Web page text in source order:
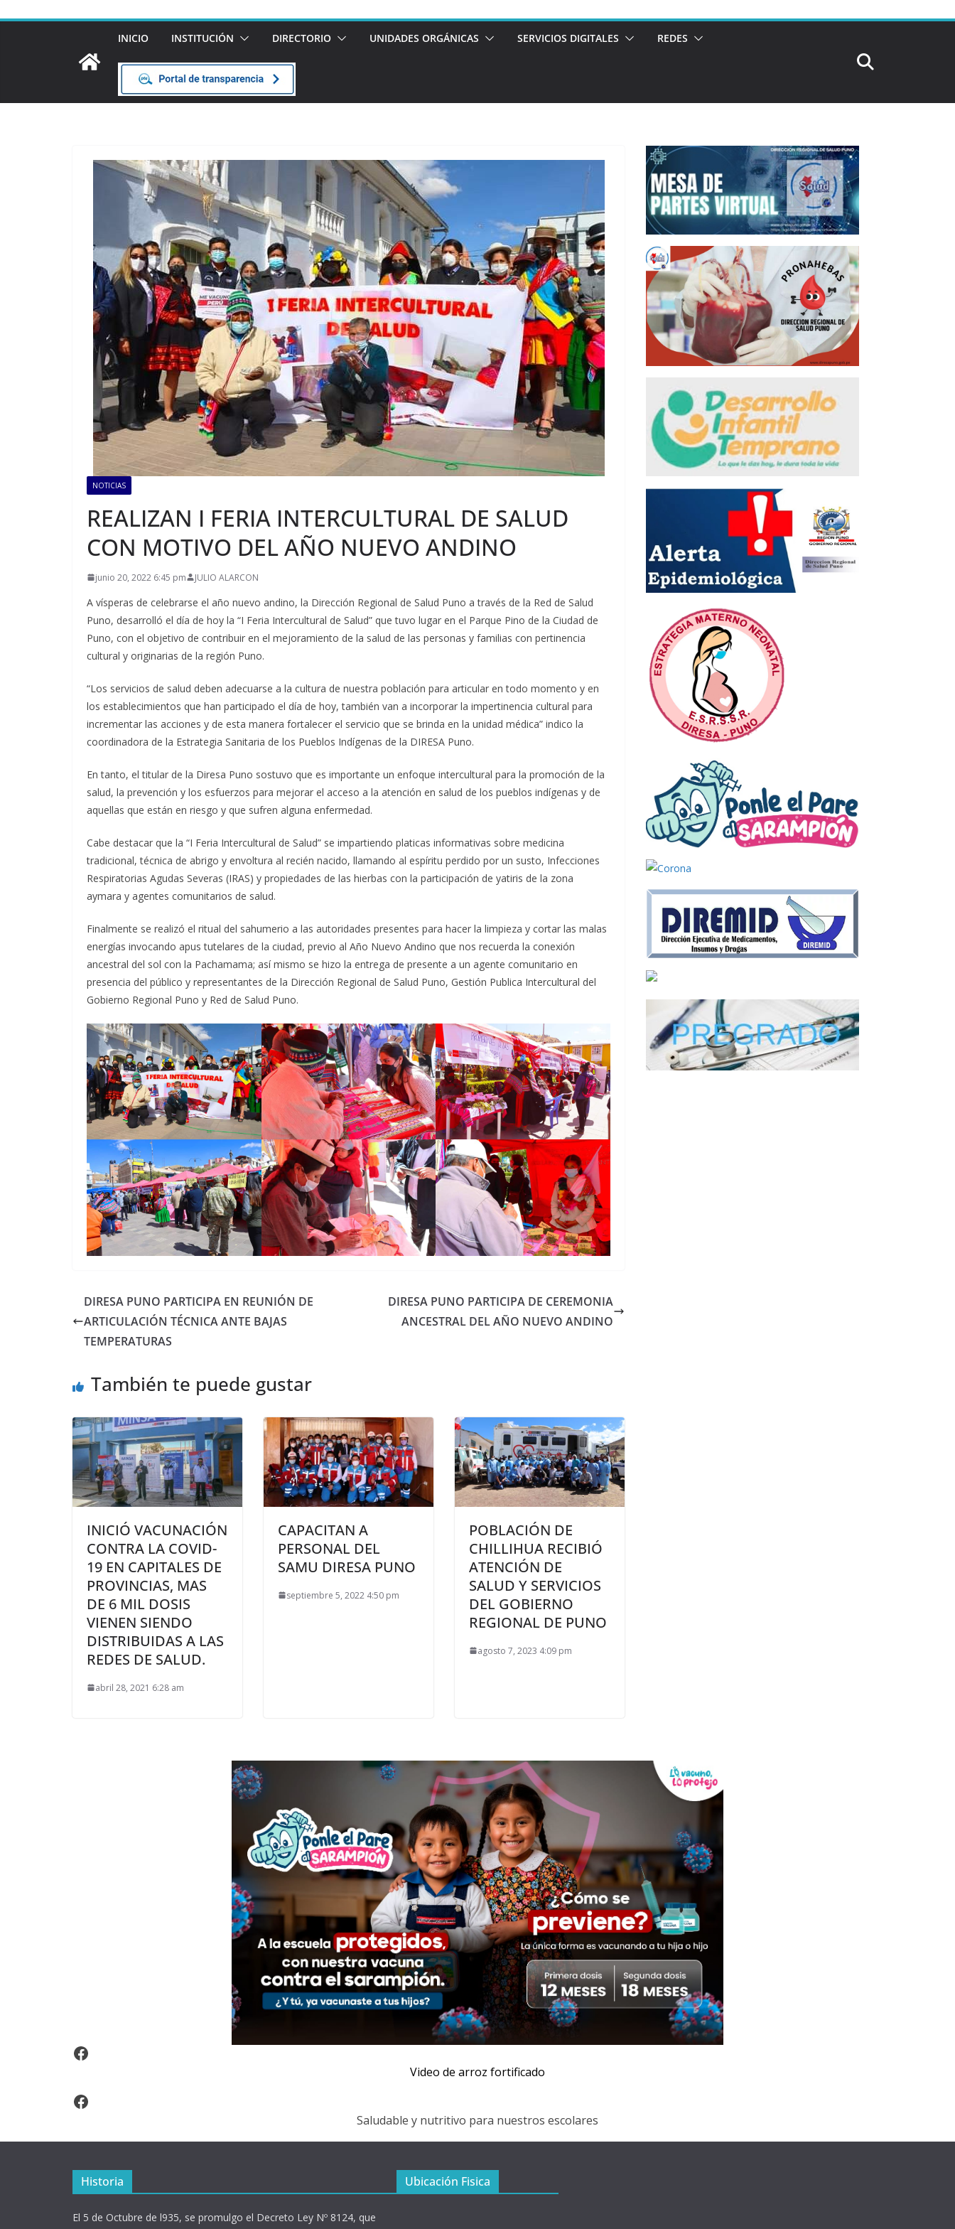
INICIO INSTITUCIÓN DIRECTORIO UNIDADES ORGÁNICAS SERVICIOS DIGITALES REDES
NOTICIAS
REALIZAN I FERIA INTERCULTURAL DE SALUD
CON MOTIVO DEL AÑO NUEVO ANDINO
junio 20, 2022 6:45 pm JULIO ALARCON
A vísperas de celebrarse el año nuevo andino, la Dirección Regional de Salud Puno a través de la Red de Salud
Puno, desarrolló el día de hoy la “I Feria Intercultural de Salud” que tuvo lugar en el Parque Pino de la Ciudad de
Puno, con el objetivo de contribuir en el mejoramiento de la salud de las personas y familias con pertinencia
cultural y originarias de la región Puno.
“Los servicios de salud deben adecuarse a la cultura de nuestra población para articular en todo momento y en
los establecimientos que han participado el día de hoy, también van a incorporar la impertinencia cultural para
incrementar las acciones y de esta manera fortalecer el servicio que se brinda en la unidad médica” indico la
coordinadora de la Estrategia Sanitaria de los Pueblos Indígenas de la DIRESA Puno.
En tanto, el titular de la Diresa Puno sostuvo que es importante un enfoque intercultural para la promoción de la
salud, la prevención y los esfuerzos para mejorar el acceso a la atención en salud de los pueblos indígenas y de
aquellas que están en riesgo y que sufren alguna enfermedad.
Cabe destacar que la “I Feria Intercultural de Salud” se impartiendo platicas informativas sobre medicina
tradicional, técnica de abrigo y envoltura al recién nacido, llamando al espíritu perdido por un susto, Infecciones
Respiratorias Agudas Severas (IRAS) y propiedades de las hierbas con la participación de yatiris de la zona
aymara y agentes comunitarios de salud.
Finalmente se realizó el ritual del sahumerio a las autoridades presentes para hacer la limpieza y cortar las malas
energías invocando apus tutelares de la ciudad, previo al Año Nuevo Andino que nos recuerda la conexión
ancestral del sol con la Pachamama; así mismo se hizo la entrega de presente a un agente comunitario en
presencia del público y representantes de la Dirección Regional de Salud Puno, Gestión Publica Intercultural del
Gobierno Regional Puno y Red de Salud Puno.
DIRESA PUNO PARTICIPA EN REUNIÓN DE
ARTICULACIÓN TÉCNICA ANTE BAJAS
TEMPERATURAS
DIRESA PUNO PARTICIPA DE CEREMONIA
ANCESTRAL DEL AÑO NUEVO ANDINO
También te puede gustar
INICIÓ VACUNACIÓN
CONTRA LA COVID-
19 EN CAPITALES DE
PROVINCIAS, MAS
DE 6 MIL DOSIS
VIENEN SIENDO
DISTRIBUIDAS A LAS
REDES DE SALUD.
abril 28, 2021 6:28 am
CAPACITAN A
PERSONAL DEL
SAMU DIRESA PUNO
septiembre 5, 2022 4:50 pm
POBLACIÓN DE
CHILLIHUA RECIBIÓ
ATENCIÓN DE
SALUD Y SERVICIOS
DEL GOBIERNO
REGIONAL DE PUNO
agosto 7, 2023 4:09 pm
Video Arroz Fortificado
Video de arroz fortificado
Facebook
Saludable y nutritivo para nuestros escolares
Historia
El 5 de Octubre de l935, se promulgo el Decreto Ley Nº 8124, que
Ubicación Fisica